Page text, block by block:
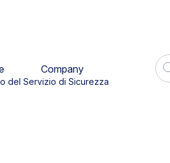
Company
del Servizio di Sicurezza